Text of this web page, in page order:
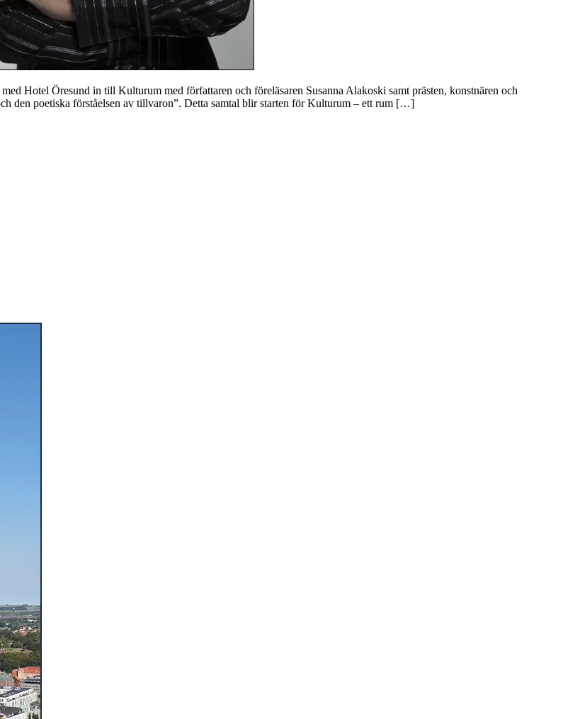
Hotel Öresund in till Kulturum med författaren och föreläsaren Susanna Alakoski samt prästen, konstnären och
den poetiska förståelsen av tillvaron”. Detta samtal blir starten för Kulturum – ett rum […]